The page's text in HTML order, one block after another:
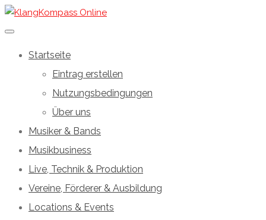
Startseite
Eintrag erstellen
Nutzungsbedingungen
Über uns
Musiker & Bands
Musikbusiness
Live, Technik & Produktion
Vereine, Förderer & Ausbildung
Locations & Events